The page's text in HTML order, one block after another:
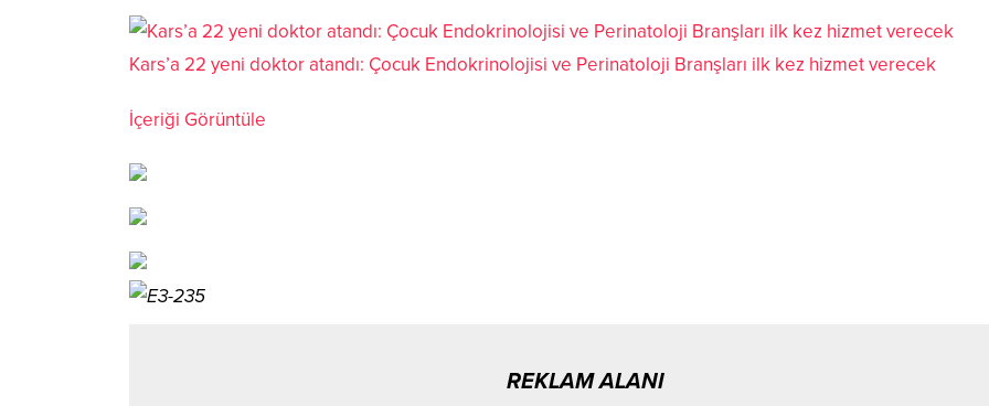
Kars’a 22 yeni doktor atandı: Çocuk Endokrinolojisi ve Perinatoloji Branşları ilk kez hizmet verecek
İçeriği Görüntüle
REKLAM ALANI